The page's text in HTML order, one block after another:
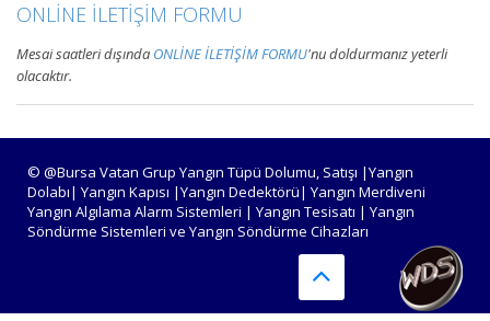
projelendirme, duman, ısı,
panelleri ve yangın butonları
Devamını Oku
Bursa Yangın Tüpü Satışı,
Dolumu ve Periyodik Bakım
Hizmetleri
TSE standartlarında 6 kg, 12 kg,
50 kg KKT tozlu, köpüklü, CO2
ONLİNE İLETİŞİM FORMU
Mesai saatleri dışında ONLİNE İLETİŞİM FORMU'nu doldurmanız yeterli
olacaktır.
© @Bursa Vatan Grup Yangın Tüpü Dolumu, Satışı |Yangın
Dolabı| Yangın Kapısı |Yangın Dedektörü| Yangın Merdiveni
Yangın Algılama Alarm Sistemleri | Yangın Tesisatı | Yangın
Söndürme Sistemleri ve Yangın Söndürme Cihazları